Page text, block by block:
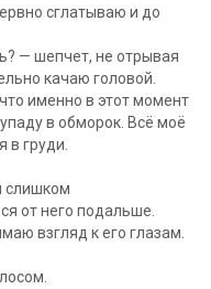
сглатываю и до
— шепчет, не отрывая
качаю головой.
именно в этот момент
в обморок. Всё моё
в груди.
слишком
от него подальше.
взгляд к его глазам.